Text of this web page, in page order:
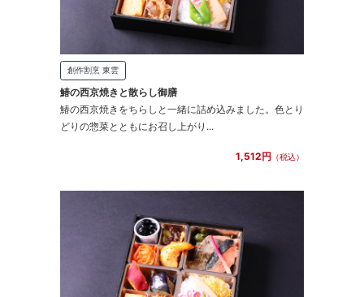
創作割烹 東雲
鰆の西京焼きと散らし御膳
鰆の西京焼きをちらしと一緒に詰め込みました。色とり
どりの惣菜とともにお召し上がり...
1,512円 （税込）